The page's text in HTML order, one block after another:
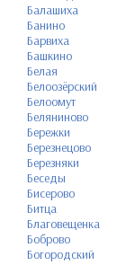
Балашиха
Банино
Барвиха
Башкино
Белая
Белоозёрский
Белоомут
Беляниново
Бережки
Березнецово
Березняки
Беседы
Бисерово
Битца
Благовещенка
Боброво
Богородский